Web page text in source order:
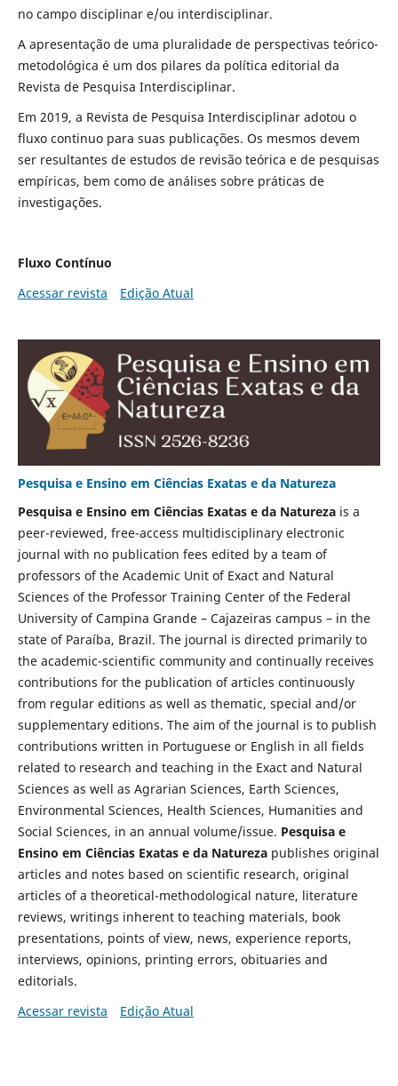
no campo disciplinar e/ou interdisciplinar.
A apresentação de uma pluralidade de perspectivas teórico-
metodológica é um dos pilares da política editorial da
Revista de Pesquisa Interdisciplinar.
Em 2019, a Revista de Pesquisa Interdisciplinar adotou o
fluxo continuo para suas publicações. Os mesmos devem
ser resultantes de estudos de revisão teórica e de pesquisas
empíricas, bem como de análises sobre práticas de
investigações.
Fluxo Contínuo
Acessar revista
Edição Atual
Pesquisa e Ensino em Ciências Exatas e da Natureza
Pesquisa e Ensino em Ciências Exatas e da Natureza is a
peer-reviewed, free-access multidisciplinary electronic
journal with no publication fees edited by a team of
professors of the Academic Unit of Exact and Natural
Sciences of the Professor Training Center of the Federal
University of Campina Grande – Cajazeiras campus – in the
state of Paraíba, Brazil. The journal is directed primarily to
the academic-scientific community and continually receives
contributions for the publication of articles continuously
from regular editions as well as thematic, special and/or
supplementary editions. The aim of the journal is to publish
contributions written in Portuguese or English in all fields
related to research and teaching in the Exact and Natural
Sciences as well as Agrarian Sciences, Earth Sciences,
Environmental Sciences, Health Sciences, Humanities and
Social Sciences, in an annual volume/issue. Pesquisa e
Ensino em Ciências Exatas e da Naturezapublishes original
articles and notes based on scientific research, original
articles of a theoretical-methodological nature, literature
reviews, writings inherent to teaching materials, book
presentations, points of view, news, experience reports,
interviews, opinions, printing errors, obituaries and
editorials.
Acessar revista
Edição Atual